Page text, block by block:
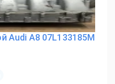
Audi A8 07L133185M